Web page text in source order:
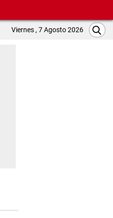
Viernes , 7 Agosto 2026